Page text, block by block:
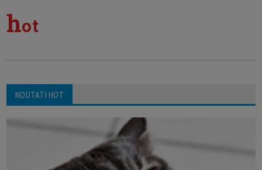
hot
NOUTATI HOT